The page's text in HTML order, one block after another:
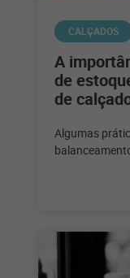
CALÇADOS
A
de
de
Algumas